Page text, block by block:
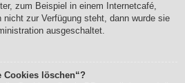
zum Beispiel in einem Internetcafé,
nicht zur Verfügung steht, dann wurde sie
ausgeschaltet.
löschen“?